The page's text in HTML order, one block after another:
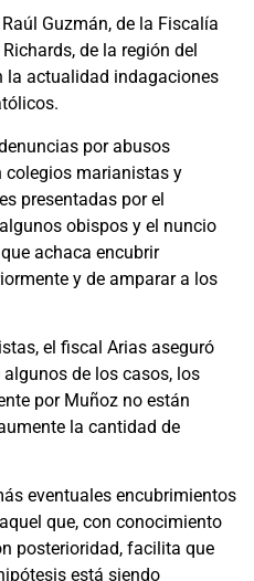
Guzmán, de la Fiscalía
de la región del
la actualidad indagaciones
por abusos
colegios marianistas y
presentadas por el
obispos y el nuncio
achaca encubrir
y de amparar a los
el fiscal Arias aseguró
de los casos, los
por Muñoz no están
la cantidad de
eventuales encubrimientos
que, con conocimiento
posterioridad, facilita que
está siendo